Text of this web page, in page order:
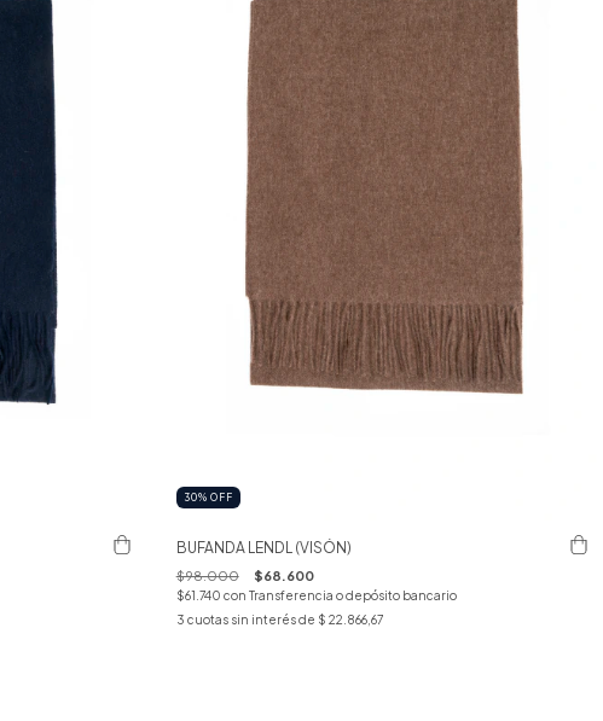
30% OFF
BUFANDA LENDL (VISÓN)
$98.000 $68.600
$61.740 con Transferencia o depósito bancario
3 cuotas sin interés de $ 22.866,67